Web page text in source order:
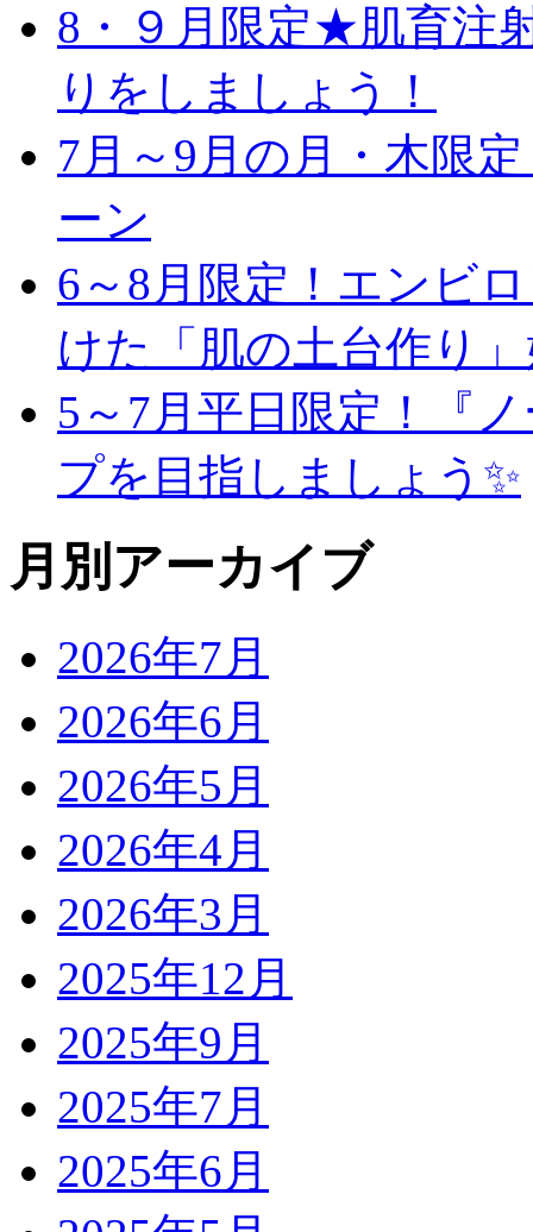
8・９月限定★肌育注
りをしましょう！
7月～9月の月・木限
ーン
6～8月限定！エンビ
けた「肌の土台作り
5～7月平日限定！『
プを目指しましょう✨
月別アーカイブ
2026年7月
2026年6月
2026年5月
2026年4月
2026年3月
2025年12月
2025年9月
2025年7月
2025年6月